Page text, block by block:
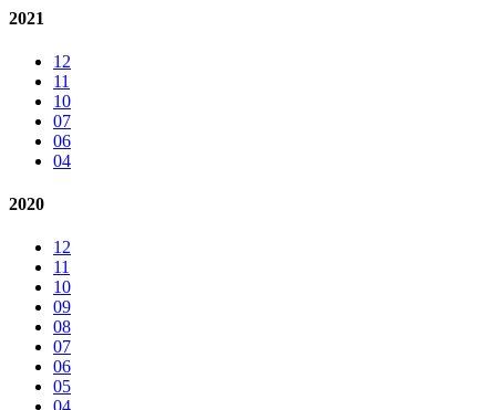
2021
12
11
10
07
06
04
2020
12
11
10
09
08
07
06
05